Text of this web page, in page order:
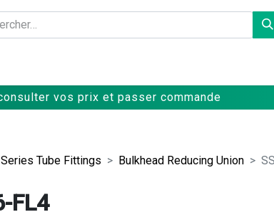
vos prix et passer commande
Tube Fittings Bulkhead Reducing Union
FL4